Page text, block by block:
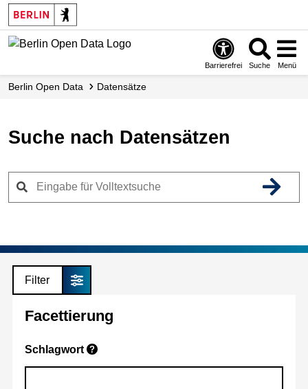
Skip
to
main
Barrierefrei Suche Menü
Berlin Open Data Datensätze
Suche nach Datensätzen
Filter
Facettierung
Schlagwort ?